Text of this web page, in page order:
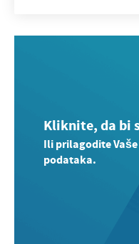
Kliknite, da bi
Ili prilagodite
podataka.